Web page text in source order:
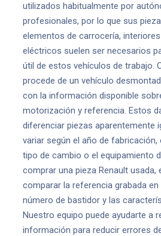
utilizados habitualmente por
profesionales, por lo que sus
elementos de carrocería,
eléctricos suelen ser necesarios
útil de estos vehículos de trabajo.
procede de un vehículo
con la información disponible
motorización y referencia. Estos
diferenciar piezas aparentemente
variar según el año de
tipo de cambio o el equipamiento
comprar una pieza Renault usada,
comparar la referencia grabada
número de bastidor y las
Nuestro equipo puede ayudarte a
información para reducir errores